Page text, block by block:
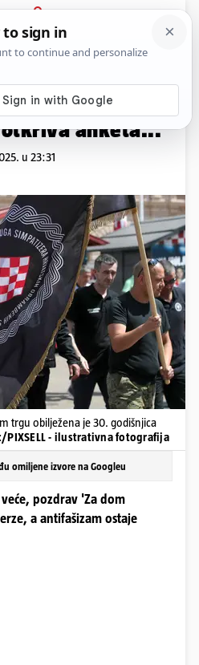
PRIJAVA
News Komentari
pozdrav
otkriva anketa...
u 23:31
trgu obilježena je 30. godišnjica
PIXSELL - ilustrativna fotografija
omiljene izvore na Googleu
pozdrav 'Za dom
a antifašizam ostaje